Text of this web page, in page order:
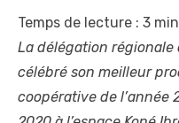
Temps de lecture : 3
La délégation
célébré son meilleur
coopérative de l’année